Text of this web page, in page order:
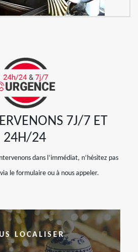
7J/7 ET
24H/24
dans l’immédiat, n’hésitez pas
le formulaire ou à nous appeler.
LOCALISER